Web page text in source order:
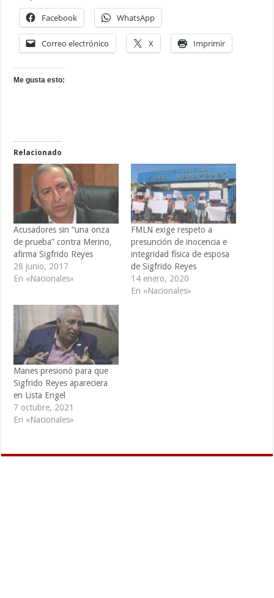
Facebook WhatsApp
Correo electrónico X Imprimir
Me gusta esto:
Relacionado
Acusadores sin “una onza
de prueba” contra Merino,
afirma Sigfrido Reyes
28 junio, 2017
En «Nacionales»
FMLN exige respeto a
presunción de inocencia e
integridad física de esposa
de Sigfrido Reyes
14 enero, 2020
En «Nacionales»
Manes presionó para que
Sigfrido Reyes apareciera
en Lista Engel
7 octubre, 2021
En «Nacionales»